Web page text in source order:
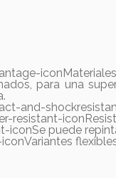
para una
Se puede
Variantes